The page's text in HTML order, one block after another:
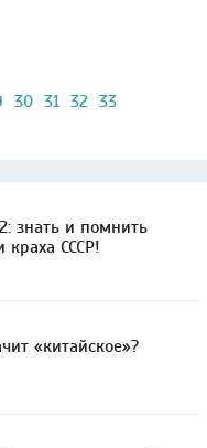
30 31 32 33
знать и помнить
краха СССР!
«китайское»?